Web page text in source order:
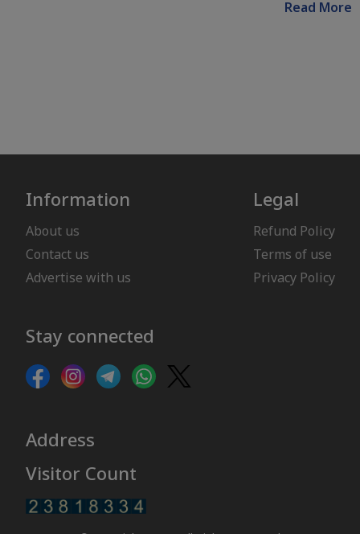
Read More
Information
About us
Contact us
Advertise with us
Legal
Refund Policy
Terms of use
Privacy Policy
Stay connected
Address
Visitor Count